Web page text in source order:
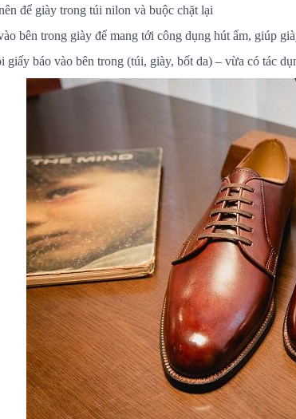
để giày trong túi nilon và buộc chặt lại
bên trong giày để mang tới công dụng hút ẩm, giúp
giấy báo vào bên trong (túi, giày, bốt da) – vừa có tác